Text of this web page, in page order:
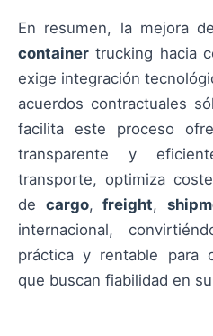
En resumen, la mejora
container trucking hacia
exige integración
acuerdos contractuales
facilita este proceso
transparente y
transporte, optimiza
de cargo,freight,
internacional,
práctica y rentable para
que buscan fiabilidad en